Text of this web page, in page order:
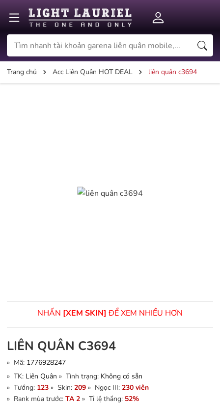
Trang chủ Acc Liên Quân HOT DEAL liên quân c3694
NHẤN [XEM SKIN] ĐỂ XEM NHIỀU HƠN
LIÊN QUÂN C3694
» Mã: 1776928247
» TK: Liên Quân » Tình trạng: Không có sẵn
» Tướng: 123 » Skin: 209 » Ngọc III: 230 viên
» Rank mùa trước: TA 2 » Tỉ lệ thắng: 52%